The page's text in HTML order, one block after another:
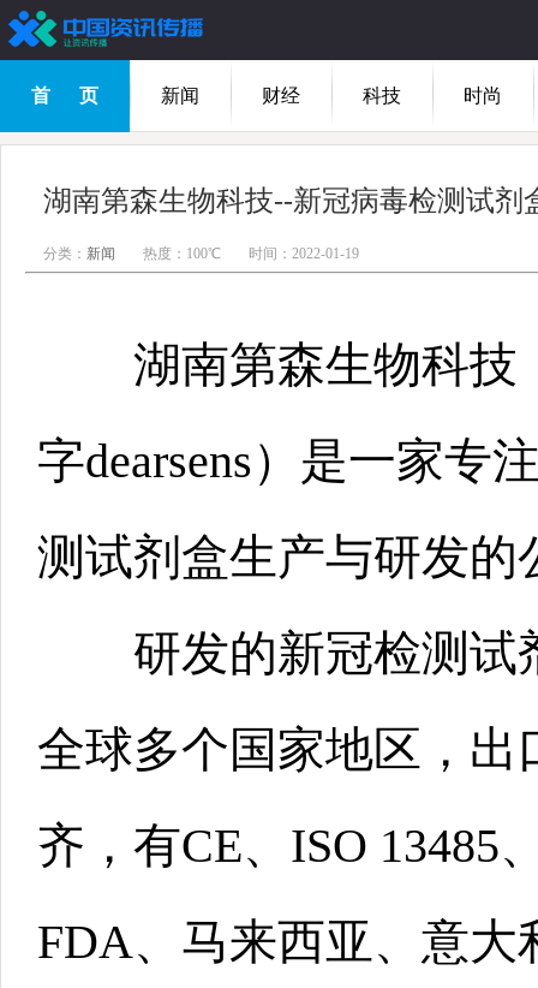
首 页 新闻 财经 科技 时尚
分类： 新闻 热度：100℃ 时间：2022-01-19
湖南第森生物科技
字dearsens）是一家专
测试剂盒生产与研发的
研发的新冠检测试
全球多个国家地区，出
齐，有CE、ISO 13485
FDA、马来西亚、意大